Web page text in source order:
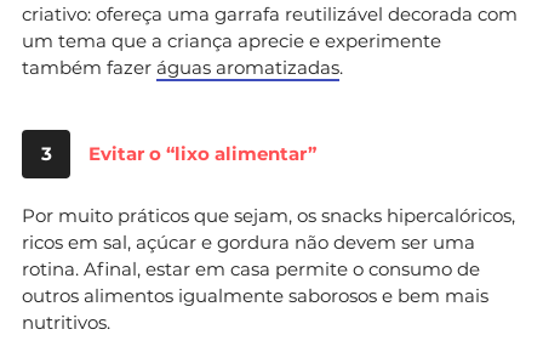
criativo: ofereça uma garrafa reutilizável decorada com
um tema que a criança aprecie e experimente
também fazer águas aromatizadas.
3 Evitar o “lixo alimentar”
Por muito práticos que sejam, os snacks hipercalóricos,
ricos em sal, açúcar e gordura não devem ser uma
rotina. Afinal, estar em casa permite o consumo de
outros alimentos igualmente saborosos e bem mais
nutritivos.